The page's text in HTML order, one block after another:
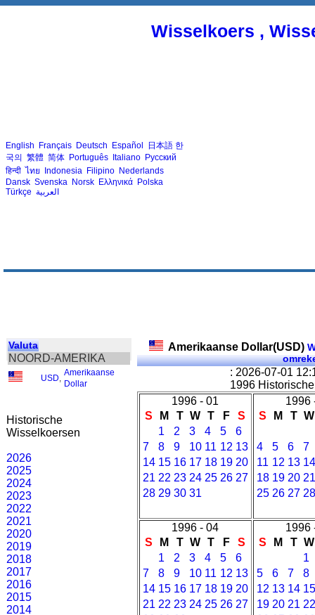
Wisselkoers ,
English Français Deutsch Español 日本語 한
국의 繁體 简体 Português Italiano Русский
हिन्दी ไทย Indonesia Filipino Nederlands
Dansk Svenska Norsk Ελληνικά Polska
Türkçe العربية
Valuta
NOORD-AMERIKA
USD
Amerikaanse
Dollar
Historische
Wisselkoersen
2026
2025
2024
2023
2022
2021
2020
2019
2018
2017
2016
2015
2014
Amerikaanse Dollar(USD)
: 2026-07-01
1996
1996 - 01
S
M T W T F
S
1
2 3 4 5
6
7
8 9 10 11 12 13
14 15 16 17 18 19 20
21 22 23 24 25 26 27
28 29 30 31
1996
S
M T W
4 5 6
7
11 12 13 14
18 19 20 21
25 26 27 28
1996 - 04
S
M T W T F
S
1
2 3 4 5
6
7
8 9 10 11 12 13
14 15 16 17 18 19 20
21 22 23 24 25 26 27
1996
S
M T W
1
5
6 7
8
12 13 14 15
19 20 21 22